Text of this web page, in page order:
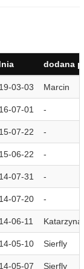
dodana
03-03 Marcin
07-01 -
07-22 -
06-22 -
07-31 -
07-20 -
06-11 Katarzyna
05-10 Sierfly
05-07 Sierfly